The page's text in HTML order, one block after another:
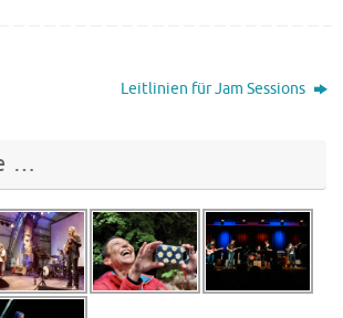
Leitlinien für Jam Sessions
…